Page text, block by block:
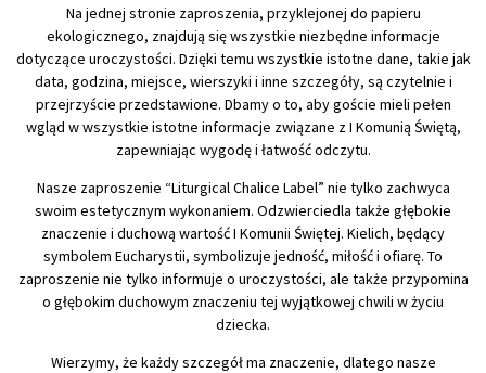
Na jednej stronie zaproszenia, przyklejonej do papieru
ekologicznego, znajdują się wszystkie niezbędne informacje
dotyczące uroczystości. Dzięki temu wszystkie istotne dane, takie jak
data, godzina, miejsce, wierszyki i inne szczegóły, są czytelnie i
przejrzyście przedstawione. Dbamy o to, aby goście mieli pełen
wgląd w wszystkie istotne informacje związane z I Komunią Świętą,
zapewniając wygodę i łatwość odczytu.
Nasze zaproszenie “Liturgical Chalice Label” nie tylko zachwyca
swoim estetycznym wykonaniem. Odzwierciedla także głębokie
znaczenie i duchową wartość I Komunii Świętej. Kielich, będący
symbolem Eucharystii, symbolizuje jedność, miłość i ofiarę. To
zaproszenie nie tylko informuje o uroczystości, ale także przypomina
o głębokim duchowym znaczeniu tej wyjątkowej chwili w życiu
dziecka.
Wierzymy, że każdy szczegół ma znaczenie, dlatego nasze